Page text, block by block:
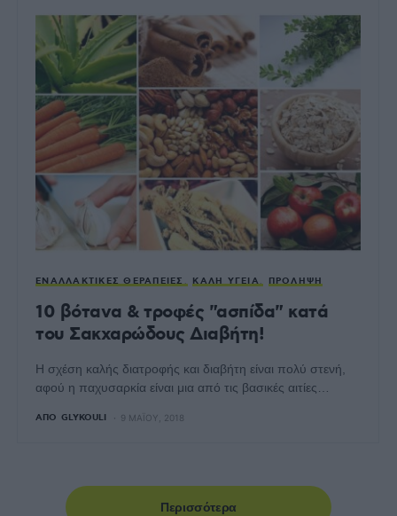
ΕΝΑΛΛΑΚΤΙΚΈΣ ΘΕΡΑΠΕΊΕΣ ΚΑΛΉ ΥΓΕΊΑ ΠΡΌΛΗΨΗ
10 βότανα & τροφές "ασπίδα" κατά
του Σακχαρώδους Διαβήτη!
Η σχέση καλής διατροφής και διαβήτη είναι πολύ στενή,
αφού η παχυσαρκία είναι μια από τις βασικές αιτίες…
ΑΠΌ GLYKOULI 9 ΜΑΪ́ΟΥ, 2018
Περισσότερα